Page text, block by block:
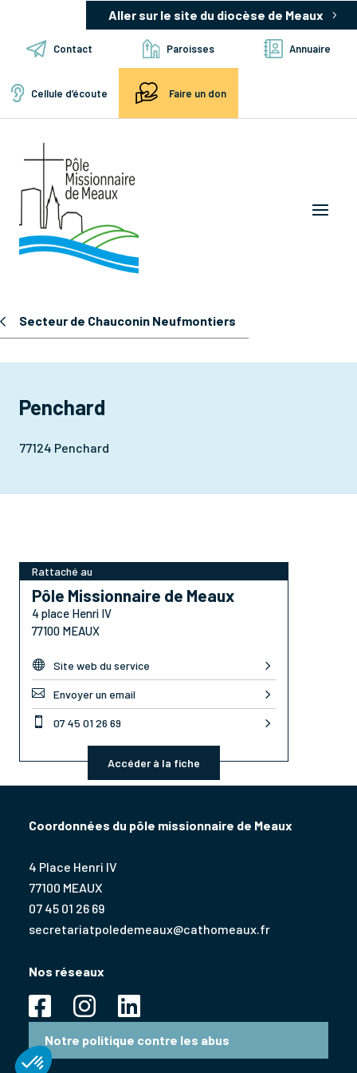
Aller sur le site du diocèse de Meaux
Contact Paroisses Annuaire
Cellule d’écoute Faire un don
Secteur de Chauconin Neufmontiers
Penchard
77124 Penchard
Rattaché au
Pôle Missionnaire de Meaux
4 place Henri IV
77100 MEAUX
 Site web du service
 Envoyer un email
 07 45 01 26 69
Accéder à la fiche
Coordonnées du pôle missionnaire de Meaux
4 Place Henri IV
77100 MEAUX
07 45 01 26 69
secretariatpoledemeaux@cathomeaux.fr
Nos réseaux
Notre politique contre les abus